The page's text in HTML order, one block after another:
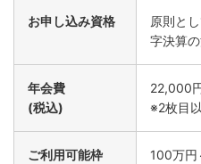
キャッシュフロー改善
経費の支払いをカードに１本
支払日を固定。社用資本を効
お申し込み資格
原則と
字決算
年会費
(税込)
22,000
※2枚目
ご利用可能枠
100万